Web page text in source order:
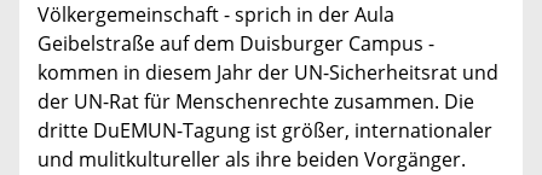
Völkergemeinschaft - sprich in der Aula
Geibelstraße auf dem Duisburger Campus -
kommen in diesem Jahr der UN-Sicherheitsrat und
der UN-Rat für Menschenrechte zusammen. Die
dritte DuEMUN-Tagung ist größer, internationaler
und mulitkultureller als ihre beiden Vorgänger.